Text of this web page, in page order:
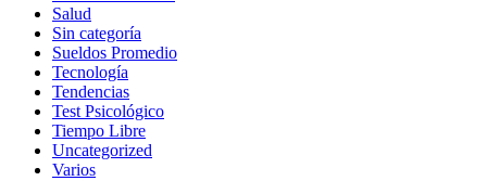
Salud
Sin categoría
Sueldos Promedio
Tecnología
Tendencias
Test Psicológico
Tiempo Libre
Uncategorized
Varios